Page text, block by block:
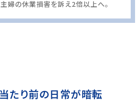
婦の休業損害を訴え2倍以上へ。
たり前の日常が暗転